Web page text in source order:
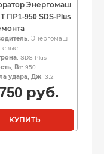
Энергомаш
ПР1-950 SDS-Plus
: Энергомаш
: SDS-Plus
Вт: 950
удара, Дж: 3.2
руб.
КУПИТЬ